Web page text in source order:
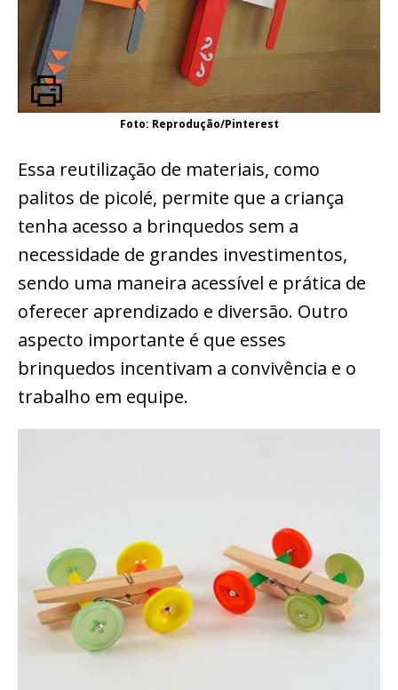
Foto: Reprodução/Pinterest
Essa reutilização de materiais, como
palitos de picolé, permite que a criança
tenha acesso a brinquedos sem a
necessidade de grandes investimentos,
sendo uma maneira acessível e prática de
oferecer aprendizado e diversão. Outro
aspecto importante é que esses
brinquedos incentivam a convivência e o
trabalho em equipe.